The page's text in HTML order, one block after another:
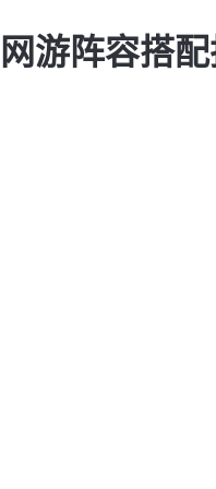
网游阵容搭